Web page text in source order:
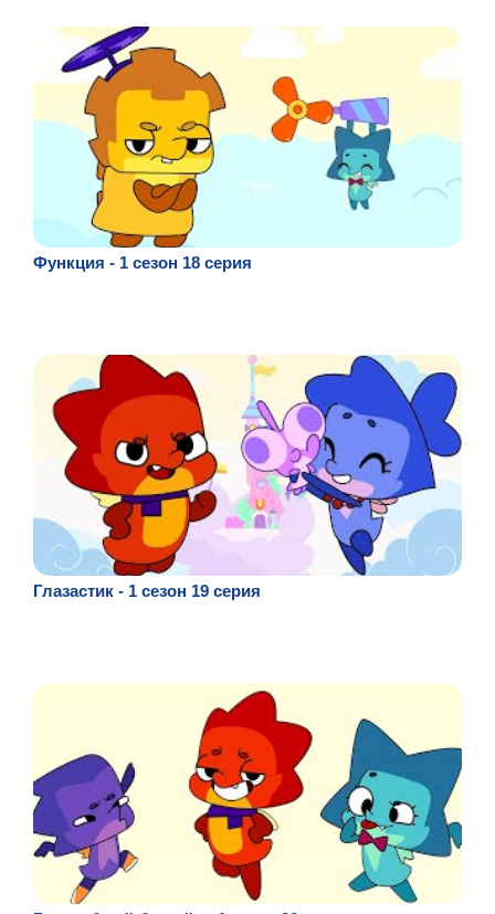
Функция - 1 сезон 18 серия
Глазастик - 1 сезон 19 серия